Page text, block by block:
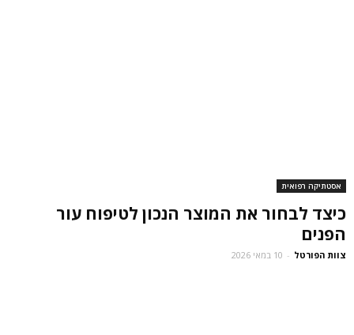
אסטתיקה רפואית
כיצד לבחור את המוצר הנכון לטיפוח עור
הפנים
צוות הפורטל - 10 במאי 2026